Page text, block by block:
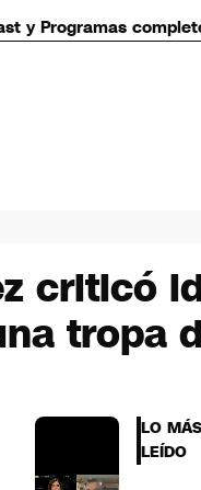
y Programas
criticó
tropa
LO MÁS
LEÍDO